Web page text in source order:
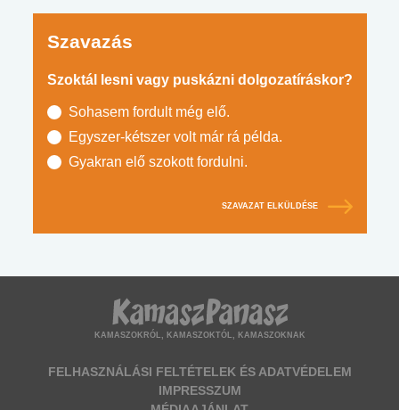
Szavazás
Szoktál lesni vagy puskázni dolgozatíráskor?
Sohasem fordult még elő.
Egyszer-kétszer volt már rá példa.
Gyakran elő szokott fordulni.
SZAVAZAT ELKÜLDÉSE
KAMASZOKRÓL, KAMASZOKTÓL, KAMASZOKNAK
FELHASZNÁLÁSI FELTÉTELEK ÉS ADATVÉDELEM
IMPRESSZUM